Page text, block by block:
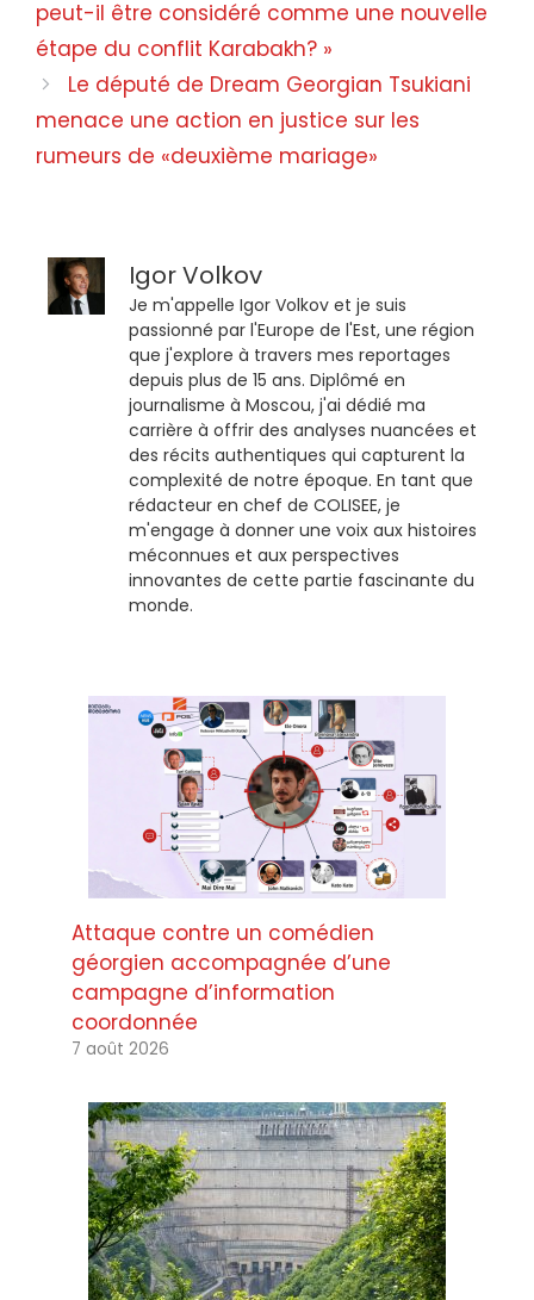
peut-il être considéré comme une nouvelle
étape du conflit Karabakh? »
Le député de Dream Georgian Tsukiani
menace une action en justice sur les
rumeurs de «deuxième mariage»
Igor Volkov
Je m'appelle Igor Volkov et je suis
passionné par l'Europe de l'Est, une région
que j'explore à travers mes reportages
depuis plus de 15 ans. Diplômé en
journalisme à Moscou, j'ai dédié ma
carrière à offrir des analyses nuancées et
des récits authentiques qui capturent la
complexité de notre époque. En tant que
rédacteur en chef de COLISEE, je
m'engage à donner une voix aux histoires
méconnues et aux perspectives
innovantes de cette partie fascinante du
monde.
Attaque contre un comédien
géorgien accompagnée d’une
campagne d’information
coordonnée
7 août 2026